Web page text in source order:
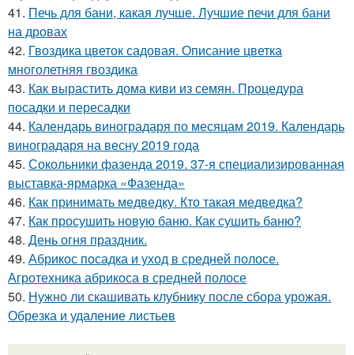
41. Печь для бани, какая лучше. Лучшие печи для бани
на дровах
42. Гвоздика цветок садовая. Описание цветка
многолетняя гвоздика
43. Как вырастить дома киви из семян. Процедура
посадки и пересадки
44. Календарь виноградаря по месяцам 2019. Календарь
виноградаря на весну 2019 года
45. Сокольники фазенда 2019. 37-я специализированная
выставка-ярмарка «Фазенда»
46. Как принимать медведку. Кто такая медведка?
47. Как просушить новую баню. Как сушить баню?
48. День огня праздник.
49. Абрикос посадка и уход в средней полосе.
Агротехника абрикоса в средней полосе
50. Нужно ли скашивать клубнику после сбора урожая.
Обрезка и удаление листьев